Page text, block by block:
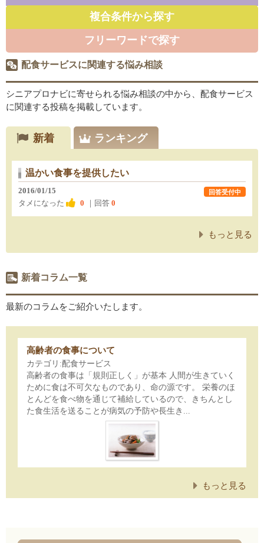
複合条件から探す
フリーワードで探す
配食サービスに関連する悩み相談
シニアプロナビに寄せられる悩み相談の中から、配食サービス
に関連する投稿を掲載しています。
新着 ランキング
温かい食事を提供したい
2016/01/15
タメになった
0 ｜回答 0
回答受付中
もっと見る
新着コラム一覧
最新のコラムをご紹介いたします。
高齢者の食事について
カテゴリ:配食サービス
高齢者の食事は「規則正しく」が基本 人間が生きていく
ために食は不可欠なものであり、命の源です。 栄養のほ
とんどを食べ物を通じて補給しているので、きちんとし
た食生活を送ることが病気の予防や長生き...
もっと見る